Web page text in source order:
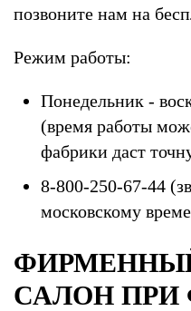
позвоните нам на
Режим работы:
Понедельник -
(время работы
фабрики даст
8-800-250-67-44
московскому
САЛОН ПРИ